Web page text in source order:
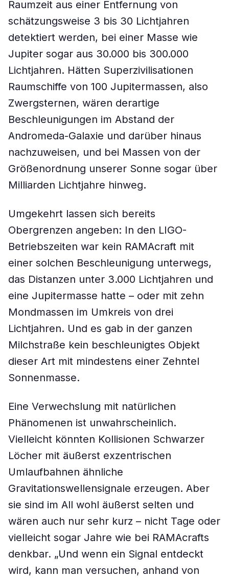
Raumzeit aus einer Entfernung von
schätzungsweise 3 bis 30 Lichtjahren
detektiert werden, bei einer Masse wie
Jupiter sogar aus 30.000 bis 300.000
Lichtjahren. Hätten Superzivilisationen
Raumschiffe von 100 Jupitermassen, also
Zwergsternen, wären derartige
Beschleunigungen im Abstand der
Andromeda-Galaxie und darüber hinaus
nachzuweisen, und bei Massen von der
Größenordnung unserer Sonne sogar über
Milliarden Lichtjahre hinweg.
Umgekehrt lassen sich bereits
Obergrenzen angeben: In den LIGO-
Betriebszeiten war kein RAMAcraft mit
einer solchen Beschleunigung unterwegs,
das Distanzen unter 3.000 Lichtjahren und
eine Jupitermasse hatte – oder mit zehn
Mondmassen im Umkreis von drei
Lichtjahren. Und es gab in der ganzen
Milchstraße kein beschleunigtes Objekt
dieser Art mit mindestens einer Zehntel
Sonnenmasse.
Eine Verwechslung mit natürlichen
Phänomenen ist unwahrscheinlich.
Vielleicht könnten Kollisionen Schwarzer
Löcher mit äußerst exzentrischen
Umlaufbahnen ähnliche
Gravitationswellensignale erzeugen. Aber
sie sind im All wohl äußerst selten und
wären auch nur sehr kurz – nicht Tage oder
vielleicht sogar Jahre wie bei RAMAcrafts
denkbar. „Und wenn ein Signal entdeckt
wird, kann man versuchen, anhand von